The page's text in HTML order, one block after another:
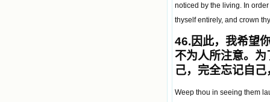
noticed by the living. In
thyself entirely, and crown
46. 因此，我希望
不为人所注意。
己，完全忘记自
Weep thou in seeing them